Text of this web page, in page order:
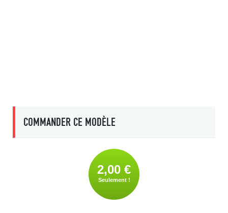
COMMANDER CE MODÈLE
2,00 €
Seulement !